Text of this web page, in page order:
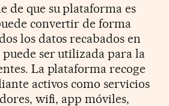
de que su plataforma es
convertir de forma
los datos recabados en
ser utilizada para la
La plataforma recoge
activos como servicios
wifi, app móviles,